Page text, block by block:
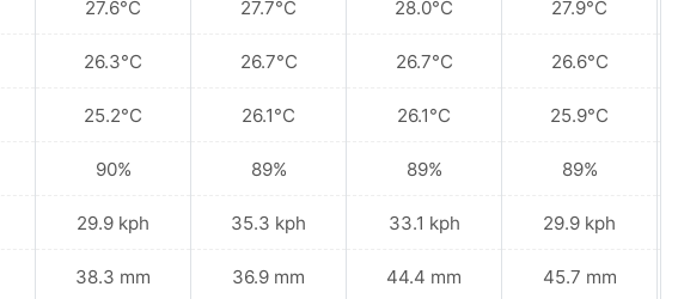
27.6°C
26.3°C
25.2°C
90%
29.9 kph
38.3 mm
27.7°C
26.7°C
26.1°C
89%
35.3 kph
36.9 mm
28.0°C
26.7°C
26.1°C
89%
33.1 kph
44.4 mm
27.9°C
26.6°C
25.9°C
89%
29.9 kph
45.7 mm